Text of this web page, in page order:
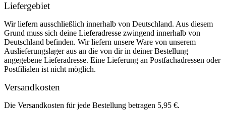
Liefergebiet
Wir liefern ausschließlich innerhalb von Deutschland. Aus diesem
Grund muss sich deine Lieferadresse zwingend innerhalb von
Deutschland befinden. Wir liefern unsere Ware von unserem
Auslieferungslager aus an die von dir in deiner Bestellung
angegebene Lieferadresse. Eine Lieferung an Postfachadressen oder
Postfilialen ist nicht möglich.
Versandkosten
Die Versandkosten für jede Bestellung betragen 5,95 €.